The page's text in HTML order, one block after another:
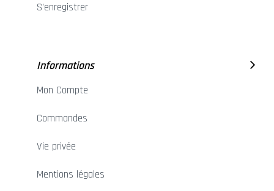
S'enregistrer
Informations
Mon Compte
Commandes
Vie privée
Mentions légales